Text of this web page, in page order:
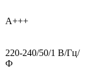
A+++
220-240/50/1 В/Гц/
Ф